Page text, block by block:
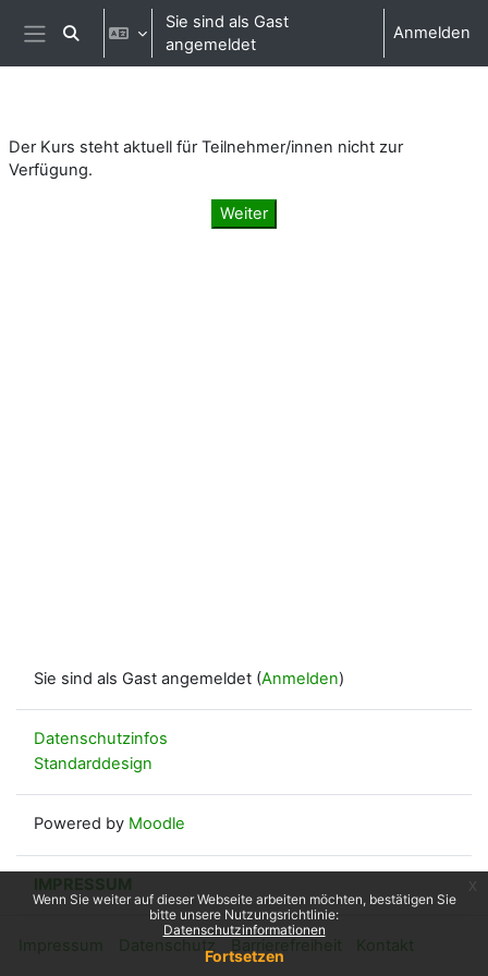
Zum Hauptinhalt
Wenn Sie weiter auf dieser Webseite arbeiten möchten, bestätigen Sie
bitte unsere Nutzungsrichtlinie:
Datenschutzinformationen
Fortsetzen
Website-Übersicht
Sucheingabe umschalten
Sie sind als Gast
angemeldet
Anmelden
Der Kurs steht aktuell für Teilnehmer/innen nicht zur
Verfügung.
Weiter
Sie sind als Gast angemeldet (Anmelden)
Datenschutzinfos
Standarddesign
Powered by Moodle
IMPRESSUM
Impressum Datenschutz Barrierefreiheit Kontakt